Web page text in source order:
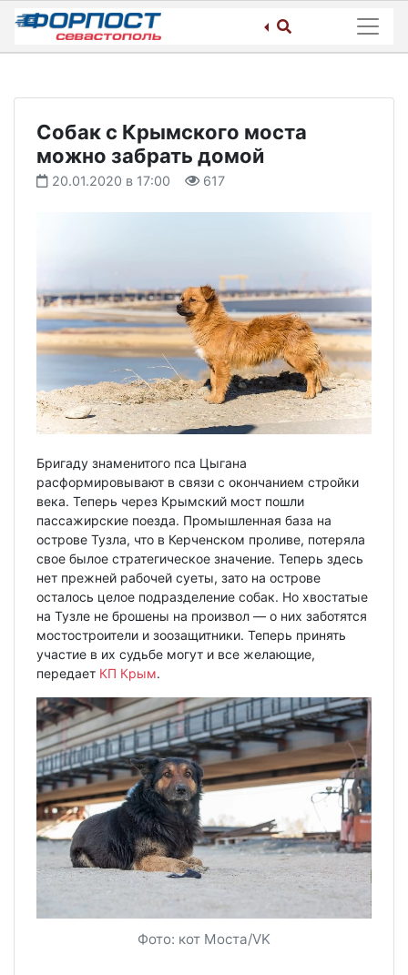
Skip
content
Собак с Крымского моста
можно забрать домой
20.01.2020 в 17:00 617
Бригаду знаменитого пса Цыгана
расформировывают в связи с окончанием стройки
века. Теперь через Крымский мост пошли
пассажирские поезда. Промышленная база на
острове Тузла, что в Керченском проливе, потеряла
свое былое стратегическое значение. Теперь здесь
нет прежней рабочей суеты, зато на острове
осталось целое подразделение собак. Но хвостатые
на Тузле не брошены на произвол — о них заботятся
мостостроители и зоозащитники. Теперь принять
участие в их судьбе могут и все желающие,
передает КП Крым.
Фото: кот Моста/VK